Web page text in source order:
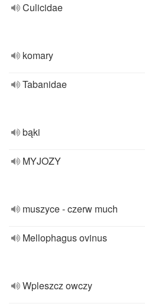
Culicidae
komary
Tabanidae
bąki
MYJOZY
muszyce - czerw much
Mellophagus ovinus
Wpleszcz owczy